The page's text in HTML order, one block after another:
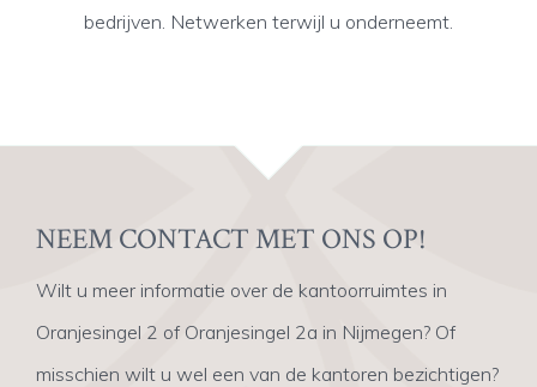
bedrijven. Netwerken terwijl u onderneemt.
NEEM CONTACT MET ONS OP!
Wilt u meer informatie over de kantoorruimtes in
Oranjesingel 2 of Oranjesingel 2a in Nijmegen? Of
misschien wilt u wel een van de kantoren bezichtigen?